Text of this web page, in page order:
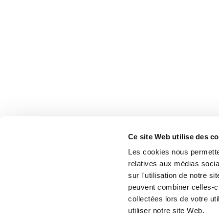
Ce site Web utilise des
Les cookies nous
relatives aux médias
sur l'utilisation de notre
peuvent combiner celles-
collectées lors de votre
utiliser notre site Web.